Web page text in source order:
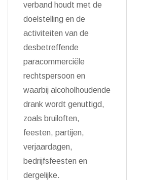
verband houdt met de
doelstelling en de
activiteiten van de
desbetreffende
paracommerciële
rechtspersoon en
waarbij alcoholhoudende
drank wordt genuttigd,
zoals bruiloften,
feesten, partijen,
verjaardagen,
bedrijfsfeesten en
dergelijke.